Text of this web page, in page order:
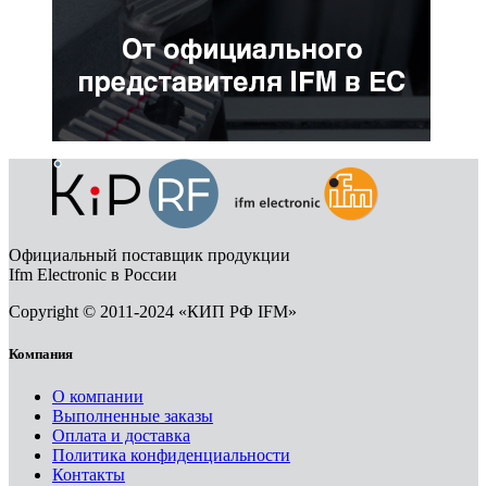
Официальный поставщик продукции
Ifm Electronic в России
Copyright © 2011-2024 «КИП РФ IFM»
Компания
О компании
Выполненные заказы
Оплата и доставка
Политика конфиденциальности
Контакты